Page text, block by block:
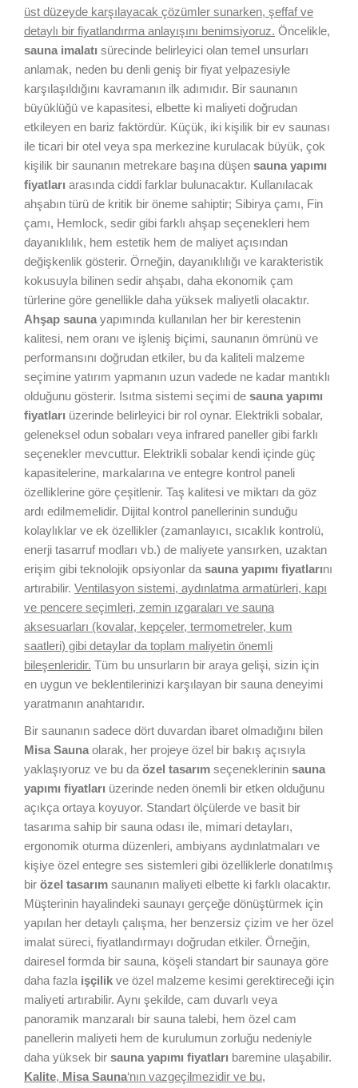
üst düzeyde karşılayacak çözümler sunarken, şeffaf ve
detaylı bir fiyatlandırma anlayışını benimsiyoruz. Öncelikle,
sauna imalatı sürecinde belirleyici olan temel unsurları
anlamak, neden bu denli geniş bir fiyat yelpazesiyle
karşılaşıldığını kavramanın ilk adımıdır. Bir saunanın
büyüklüğü ve kapasitesi, elbette ki maliyeti doğrudan
etkileyen en bariz faktördür. Küçük, iki kişilik bir ev saunası
ile ticari bir otel veya spa merkezine kurulacak büyük, çok
kişilik bir saunanın metrekare başına düşen sauna yapımı
fiyatları arasında ciddi farklar bulunacaktır. Kullanılacak
ahşabın türü de kritik bir öneme sahiptir; Sibirya çamı, Fin
çamı, Hemlock, sedir gibi farklı ahşap seçenekleri hem
dayanıklılık, hem estetik hem de maliyet açısından
değişkenlik gösterir. Örneğin, dayanıklılığı ve karakteristik
kokusuyla bilinen sedir ahşabı, daha ekonomik çam
türlerine göre genellikle daha yüksek maliyetli olacaktır.
Ahşap sauna yapımında kullanılan her bir kerestenin
kalitesi, nem oranı ve işleniş biçimi, saunanın ömrünü ve
performansını doğrudan etkiler, bu da kaliteli malzeme
seçimine yatırım yapmanın uzun vadede ne kadar mantıklı
olduğunu gösterir. Isıtma sistemi seçimi de sauna yapımı
fiyatları üzerinde belirleyici bir rol oynar. Elektrikli sobalar,
geleneksel odun sobaları veya infrared paneller gibi farklı
seçenekler mevcuttur. Elektrikli sobalar kendi içinde güç
kapasitelerine, markalarına ve entegre kontrol paneli
özelliklerine göre çeşitlenir. Taş kalitesi ve miktarı da göz
ardı edilmemelidir. Dijital kontrol panellerinin sunduğu
kolaylıklar ve ek özellikler (zamanlayıcı, sıcaklık kontrolü,
enerji tasarruf modları vb.) de maliyete yansırken, uzaktan
erişim gibi teknolojik opsiyonlar da sauna yapımı fiyatlarını
artırabilir. Ventilasyon sistemi, aydınlatma armatürleri, kapı
ve pencere seçimleri, zemin ızgaraları ve sauna
aksesuarları (kovalar, kepçeler, termometreler, kum
saatleri) gibi detaylar da toplam maliyetin önemli
bileşenleridir. Tüm bu unsurların bir araya gelişi, sizin için
en uygun ve beklentilerinizi karşılayan bir sauna deneyimi
yaratmanın anahtarıdır.
Bir saunanın sadece dört duvardan ibaret olmadığını bilen
Misa Sauna olarak, her projeye özel bir bakış açısıyla
yaklaşıyoruz ve bu da özel tasarım seçeneklerinin sauna
yapımı fiyatları üzerinde neden önemli bir etken olduğunu
açıkça ortaya koyuyor. Standart ölçülerde ve basit bir
tasarıma sahip bir sauna odası ile, mimari detayları,
ergonomik oturma düzenleri, ambiyans aydınlatmaları ve
kişiye özel entegre ses sistemleri gibi özelliklerle donatılmış
bir özel tasarım saunanın maliyeti elbette ki farklı olacaktır.
Müşterinin hayalindeki saunayı gerçeğe dönüştürmek için
yapılan her detaylı çalışma, her benzersiz çizim ve her özel
imalat süreci, fiyatlandırmayı doğrudan etkiler. Örneğin,
dairesel formda bir sauna, köşeli standart bir saunaya göre
daha fazla işçilik ve özel malzeme kesimi gerektireceği için
maliyeti artırabilir. Aynı şekilde, cam duvarlı veya
panoramik manzaralı bir sauna talebi, hem özel cam
panellerin maliyeti hem de kurulumun zorluğu nedeniyle
daha yüksek bir sauna yapımı fiyatları baremine ulaşabilir.
Kalite, Misa Sauna‘nın vazgeçilmezidir ve bu,